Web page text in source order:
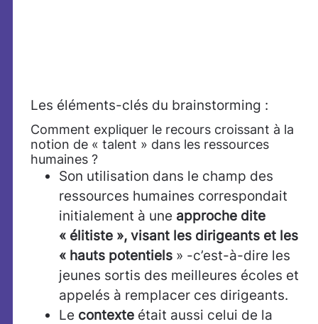
Les éléments-clés du brainstorming :
Comment expliquer le recours croissant à la
notion de « talent » dans les ressources
humaines ?
Son utilisation dans le champ des
ressources humaines correspondait
initialement à une approche dite
« élitiste », visant les dirigeants et les
« hauts potentiels » -c’est-à-dire les
jeunes sortis des meilleures écoles et
appelés à remplacer ces dirigeants.
Le contexte était aussi celui de la